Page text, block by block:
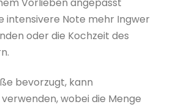
intensivere Note mehr Ingwer
oder die Kochzeit des
bevorzugt, kann
verwenden, wobei die Menge